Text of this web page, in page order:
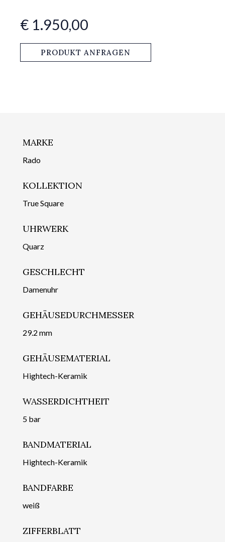
€ 1.950,00
PRODUKT ANFRAGEN
MARKE
Rado
KOLLEKTION
True Square
UHRWERK
Quarz
GESCHLECHT
Damenuhr
GEHÄUSEDURCHMESSER
29.2 mm
GEHÄUSEMATERIAL
Hightech-Keramik
WASSERDICHTHEIT
5 bar
BANDMATERIAL
Hightech-Keramik
BANDFARBE
weiß
ZIFFERBLATT